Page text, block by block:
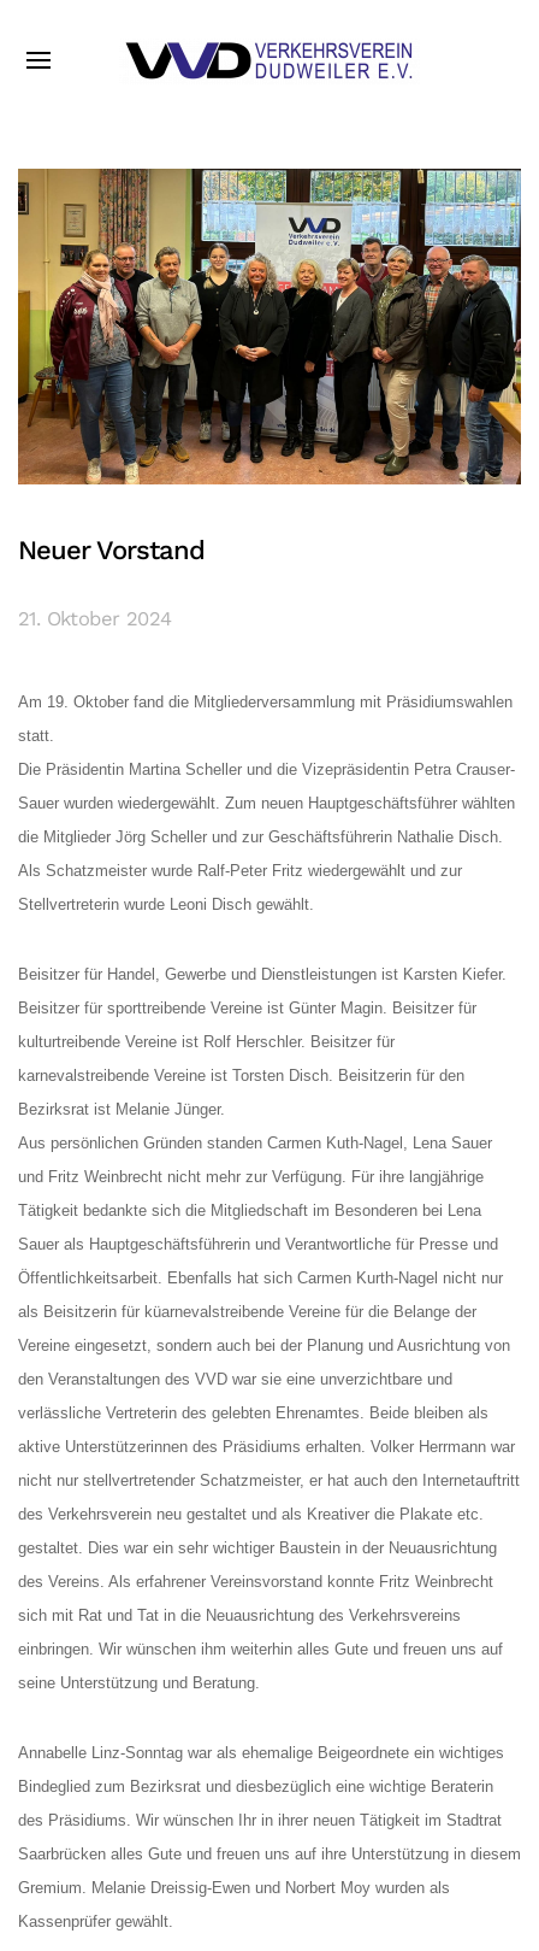
Neuer Vorstand
21. Oktober 2024
Am 19. Oktober fand die Mitgliederversammlung mit Präsidiumswahlen
statt.
Die Präsidentin Martina Scheller und die Vizepräsidentin Petra Crauser-
Sauer wurden wiedergewählt. Zum neuen Hauptgeschäftsführer wählten
die Mitglieder Jörg Scheller und zur Geschäftsführerin Nathalie Disch.
Als Schatzmeister wurde Ralf-Peter Fritz wiedergewählt und zur
Stellvertreterin wurde Leoni Disch gewählt.
Beisitzer für Handel, Gewerbe und Dienstleistungen ist Karsten Kiefer.
Beisitzer für sporttreibende Vereine ist Günter Magin. Beisitzer für
kulturtreibende Vereine ist Rolf Herschler. Beisitzer für
karnevalstreibende Vereine ist Torsten Disch. Beisitzerin für den
Bezirksrat ist Melanie Jünger.
Aus persönlichen Gründen standen Carmen Kuth-Nagel, Lena Sauer
und Fritz Weinbrecht nicht mehr zur Verfügung. Für ihre langjährige
Tätigkeit bedankte sich die Mitgliedschaft im Besonderen bei Lena
Sauer als Hauptgeschäftsführerin und Verantwortliche für Presse und
Öffentlichkeitsarbeit. Ebenfalls hat sich Carmen Kurth-Nagel nicht nur
als Beisitzerin für küarnevalstreibende Vereine für die Belange der
Vereine eingesetzt, sondern auch bei der Planung und Ausrichtung von
den Veranstaltungen des VVD war sie eine unverzichtbare und
verlässliche Vertreterin des gelebten Ehrenamtes. Beide bleiben als
aktive Unterstützerinnen des Präsidiums erhalten. Volker Herrmann war
nicht nur stellvertretender Schatzmeister, er hat auch den Internetauftritt
des Verkehrsverein neu gestaltet und als Kreativer die Plakate etc.
gestaltet. Dies war ein sehr wichtiger Baustein in der Neuausrichtung
des Vereins. Als erfahrener Vereinsvorstand konnte Fritz Weinbrecht
sich mit Rat und Tat in die Neuausrichtung des Verkehrsvereins
einbringen. Wir wünschen ihm weiterhin alles Gute und freuen uns auf
seine Unterstützung und Beratung.
Annabelle Linz-Sonntag war als ehemalige Beigeordnete ein wichtiges
Bindeglied zum Bezirksrat und diesbezüglich eine wichtige Beraterin
des Präsidiums. Wir wünschen Ihr in ihrer neuen Tätigkeit im Stadtrat
Saarbrücken alles Gute und freuen uns auf ihre Unterstützung in diesem
Gremium. Melanie Dreissig-Ewen und Norbert Moy wurden als
Kassenprüfer gewählt.